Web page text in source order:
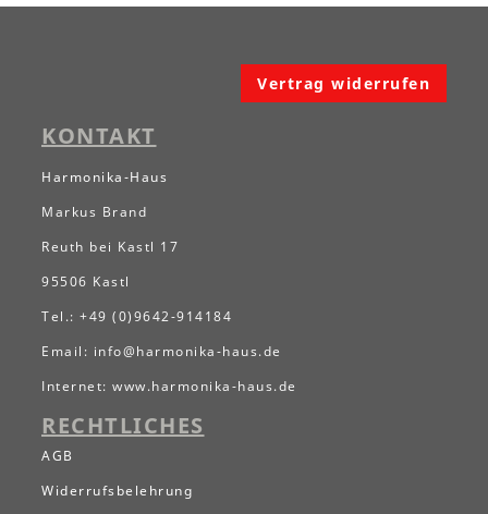
Vertrag widerrufen
KONTAKT
Harmonika-Haus
Markus Brand
Reuth bei Kastl 17
95506 Kastl
Tel.: +49 (0)9642-914184
Email: info@harmonika-haus.de
Internet: www.harmonika-haus.de
RECHTLICHES
AGB
Widerrufsbelehrung